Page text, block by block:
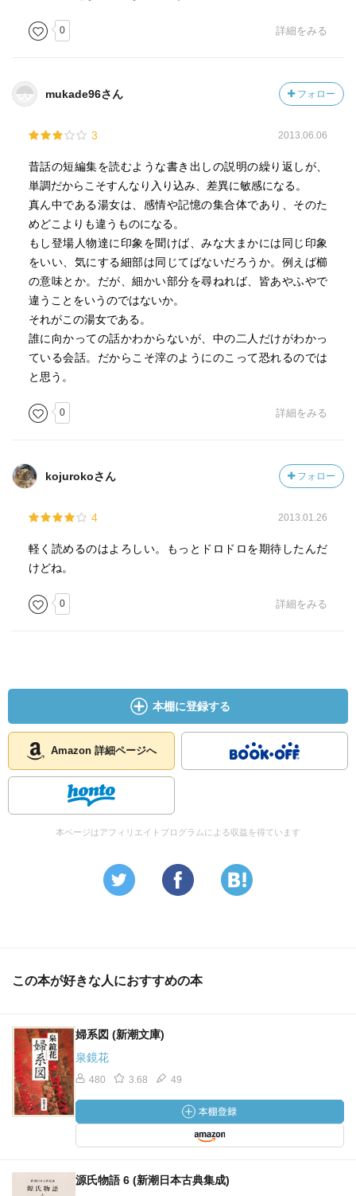
0 詳細をみる
mukade96さん フォロー
3 2013.06.06
昔話の短編集を読むような書き出しの説明の繰り返しが、
単調だからこそすんなり入り込み、差異に敏感になる。
真ん中である湯女は、感情や記憶の集合体であり、そのた
めどこよりも違うものになる。
もし登場人物達に印象を聞けば、みな大まかには同じ印象
をいい、気にする細部は同じてばないだろうか。例えば櫛
の意味とか。だが、細かい部分を尋ねれば、皆あやふやで
違うことをいうのではないか。
それがこの湯女である。
誰に向かっての話かわからないが、中の二人だけがわかっ
ている会話。だからこそ滓のようにのこって恐れるのでは
と思う。
0 詳細をみる
kojurokoさん フォロー
4 2013.01.26
軽く読めるのはよろしい。もっとドロドロを期待したんだ
けどね。
0 詳細をみる
本棚に登録する
Amazon 詳細ページへ
本ページはアフィリエイトプログラムによる収益を得ています
この本が好きな人におすすめの本
婦系図 (新潮文庫)
泉鏡花
480 3.68 49
源氏物語 6 (新潮日本古典集成)